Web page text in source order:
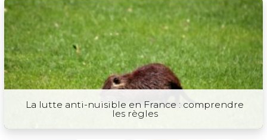
La lutte anti-nuisible en France : comprendre
les règles